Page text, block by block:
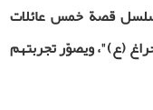
قصة خمس عائلات
(ع)"، ويصوّر تجربتهم